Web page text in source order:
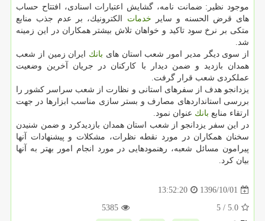
موجود نظیر: ضمانت نامه، گشایش اعتبارات اسنادی، افتتاح حساب
های قرض الحسنه و سایر خدمات الكترونیك، بر عدم جذب منابع
متكی بر نرخ سود تاكید و خواهان تلاش بیشتر همكاران در این زمینه
شد.
از سوی دیگر مدیر امور شعب استان های بانك ایران زمین از شعب
همدان بازدید و ضمن دیدار با كاركنان در جریان آخرین وضعیت
عملكردی شعب قرار گرفت.
یزدانجو هدف از سفرهای استانی و نظارت از شعب سراسر كشور را
بررسی استانداردهای مصارف و بستر سازی مناسب ابزارها در جهت
ارتقاء منابع بانك عنوان نمود.
در این سفر یزدانجو از شعب استان همدان بازدیدكرد و ضمن شنیدن
سخنان همكاران در مورد نقطه نظرات، مشكلات و پیشنهادات آنها
پیرامون مسائل شعبه، رهنمودهایی در مورد انجام امور بهتر به آنها
بیان كرد.
1396/10/01
13:52:20
5.0
/ 5
5385